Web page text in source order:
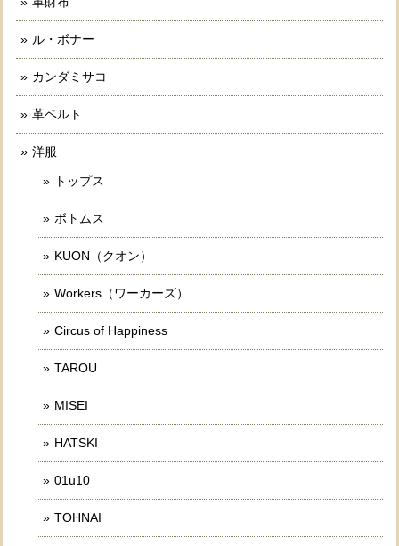
ル・ボナー
カンダミサコ
革ベルト
洋服
トップス
ボトムス
KUON（クオン）
Workers（ワーカーズ）
Circus of Happiness
TAROU
MISEI
HATSKI
01u10
TOHNAI